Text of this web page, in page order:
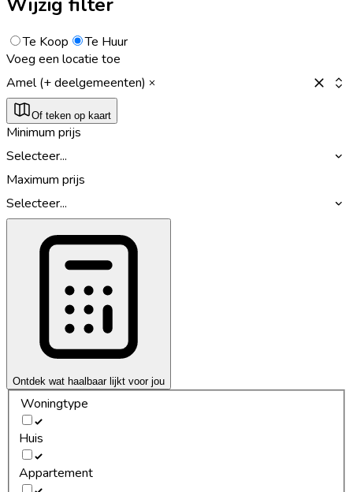
Te Koop
Te Huur
Voeg een locatie toe
Amel (+ deelgemeenten)
Of teken op kaart
Minimum prijs
Selecteer...
Maximum prijs
Selecteer...
Ontdek wat haalbaar lijkt voor jou
Woningtype
Huis
Appartement